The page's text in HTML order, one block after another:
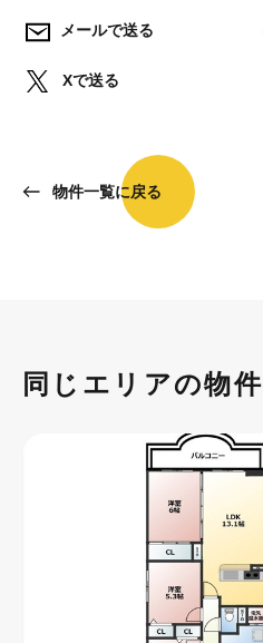
メールで送る
Xで送る
物件一覧に戻る
同じエリアの物件